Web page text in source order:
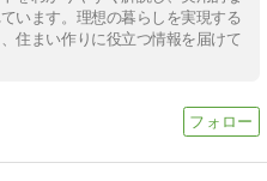
います。理想の暮らしを実現する
住まい作りに役立つ情報を届けて